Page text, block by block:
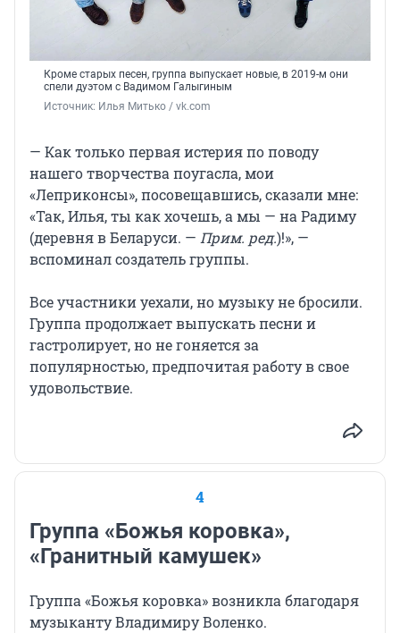
Кроме старых песен, группа выпускает новые, в 2019-м они
спели дуэтом с Вадимом Галыгиным
Источник: Илья Митько / vk.com
— Как только первая истерия по поводу
нашего творчества поугасла, мои
«Леприконсы», посовещавшись, сказали мне:
«Так, Илья, ты как хочешь, а мы — на Радиму
(деревня в Беларуси. — Прим. ред.)!», —
вспоминал создатель группы.
Все участники уехали, но музыку не бросили.
Группа продолжает выпускать песни и
гастролирует, но не гоняется за
популярностью, предпочитая работу в свое
удовольствие.
4
Группа «Божья коровка»,
«Гранитный камушек»
Группа «Божья коровка» возникла благодаря
музыканту Владимиру Воленко.